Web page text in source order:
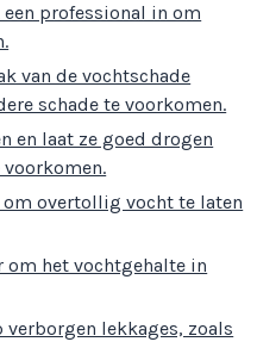
professional in om
van de vochtschade
schade te voorkomen.
en laat ze goed drogen
overtollig vocht te laten
om het vochtgehalte in
lekkages, zoals